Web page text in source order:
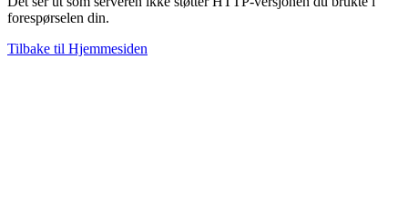
forespørselen din.
Tilbake til Hjemmesiden